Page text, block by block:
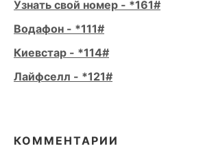
Узнать свой номер - *161#
Водафон - *111#
Киевстар - *114#
Лайфселл - *121#
КОММЕНТАРИИ